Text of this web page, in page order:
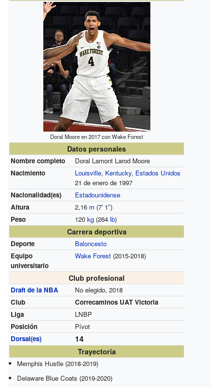
Doral Moore en 2017 con Wake Forest
Datos personales
Nombre completo
Doral Lamont Larod Moore
Nacimiento
Louisville, Kentucky, Estados Unidos
21 de enero de 1997
Nacionalidad(es)
Estadounidense
Altura
2,16 m (7′1″)
Peso
120 kg(264 lb)
Carrera deportiva
Deporte
Baloncesto
Equipo
universitario
Wake Forest(2015-2018)
Club profesional
Draft de la NBA
No elegido, 2018
Club
Correcaminos UAT Victoria
Liga
LNBP
Posición
Pívot
Dorsal(es)
14
Trayectoria
Memphis Hustle (2018-2019)
Delaware Blue Coats (2019-2020)